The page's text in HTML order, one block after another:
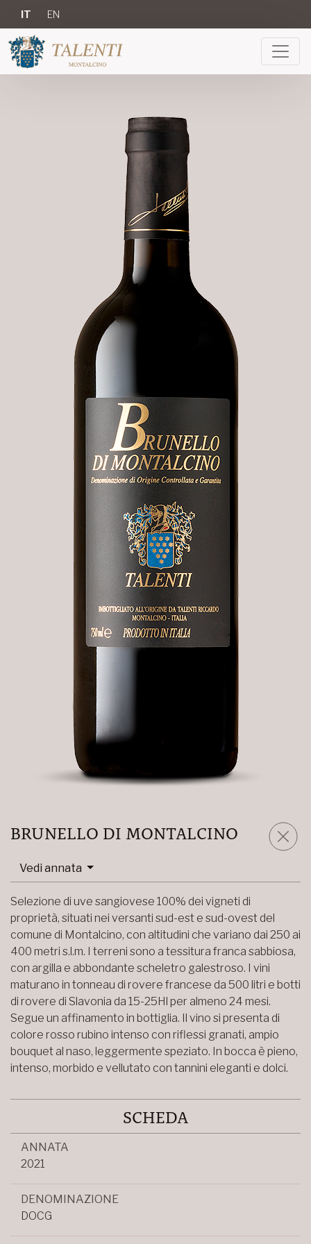
IT EN
BRUNELLO DI MONTALCINO
Vedi annata
Selezione di uve sangiovese 100% dei vigneti di
proprietà, situati nei versanti sud-est e sud-ovest del
comune di Montalcino, con altitudini che variano dai 250 ai
400 metri s.l.m. I terreni sono a tessitura franca sabbiosa,
con argilla e abbondante scheletro galestroso. I vini
maturano in tonneau di rovere francese da 500 litri e botti
di rovere di Slavonia da 15-25Hl per almeno 24 mesi.
Segue un affinamento in bottiglia. Il vino si presenta di
colore rosso rubino intenso con riflessi granati, ampio
bouquet al naso, leggermente speziato. In bocca è pieno,
intenso, morbido e vellutato con tannini eleganti e dolci.
SCHEDA
ANNATA
2021
DENOMINAZIONE
DOCG